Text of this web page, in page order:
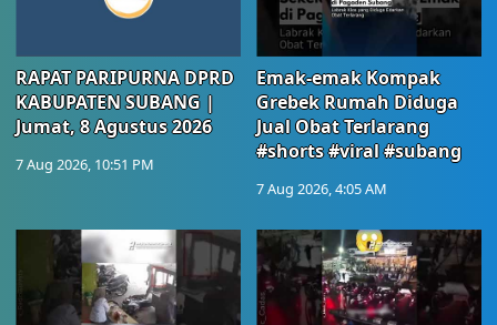
RAPAT PARIPURNA DPRD
KABUPATEN SUBANG |
Jumat, 8 Agustus 2026
7 Aug 2026, 10:51 PM
Emak-emak Kompak
Grebek Rumah Diduga
Jual Obat Terlarang
#shorts #viral #subang
7 Aug 2026, 4:05 AM